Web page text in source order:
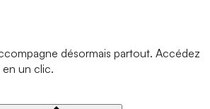
désormais partout. Accédez
un clic.